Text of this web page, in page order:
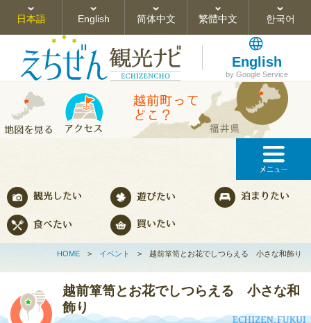
日本語 English 简体中文 繁體中文 한국어
English
by Google Service
HOME> イベント > 越前箪笥とお花でしつらえる 小さな和飾り
越前箪笥とお花でしつらえる 小さな和
飾り